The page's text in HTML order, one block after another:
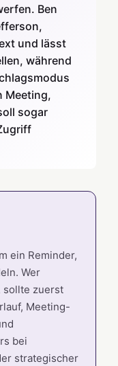
Ben
und lässt
während
Meeting,
sogar
ein Reminder,
Wer
sollte zuerst
Meeting-
bei
strategischer